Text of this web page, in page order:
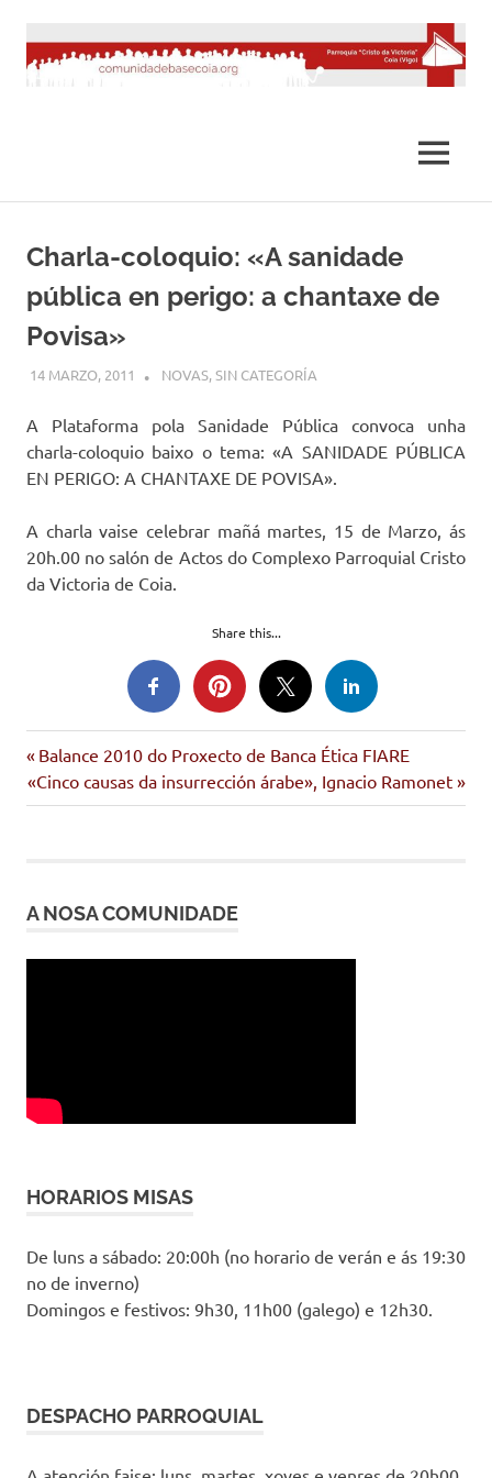
contenido
MENÚ
Charla-coloquio: «A sanidade
pública en perigo: a chantaxe de
Povisa»
14 MARZO, 2011 DESARROLLO
NOVAS,SIN CATEGORÍA
A Plataforma pola Sanidade Pública convoca unha
charla-coloquio baixo o tema: «A SANIDADE PÚBLICA
EN PERIGO: A CHANTAXE DE POVISA».
A charla vaise celebrar mañá martes, 15 de Marzo, ás
20h.00 no salón de Actos do Complexo Parroquial Cristo
da Victoria de Coia.
Share this...
Navegación
de
Entrada
anterior:
Balance 2010 do Proxecto de Banca Ética FIARE
Siguiente
entrada:
«Cinco causas da insurrección árabe», Ignacio Ramonet
A NOSA COMUNIDADE
HORARIOS MISAS
De luns a sábado: 20:00h (no horario de verán e ás 19:30
no de inverno)
Domingos e festivos: 9h30, 11h00 (galego) e 12h30.
DESPACHO PARROQUIAL